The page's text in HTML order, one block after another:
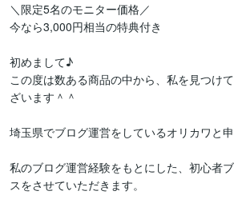
＼限定5名のモニター価格／
今なら3,000円相当の特典付き
初めまして♪
この度は数ある商品の中から、私を見つけ
ざいます＾＾
埼玉県でブログ運営をしているオリカワと申
私のブログ運営経験をもとにした、初心者
スをさせていただきます。